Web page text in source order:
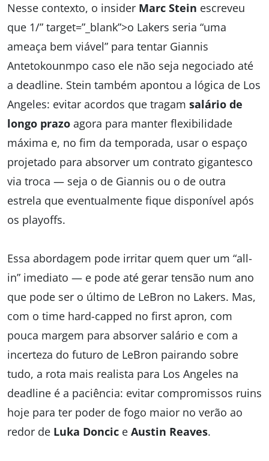
Nesse contexto, o insider Marc Stein escreveu
que 1/” target=”_blank”>o Lakers seria “uma
ameaça bem viável” para tentar Giannis
Antetokounmpo caso ele não seja negociado até
a deadline. Stein também apontou a lógica de Los
Angeles: evitar acordos que tragam salário de
longo prazo agora para manter flexibilidade
máxima e, no fim da temporada, usar o espaço
projetado para absorver um contrato gigantesco
via troca — seja o de Giannis ou o de outra
estrela que eventualmente fique disponível após
os playoffs.
Essa abordagem pode irritar quem quer um “all-
in” imediato — e pode até gerar tensão num ano
que pode ser o último de LeBron no Lakers. Mas,
com o time hard-capped no first apron, com
pouca margem para absorver salário e com a
incerteza do futuro de LeBron pairando sobre
tudo, a rota mais realista para Los Angeles na
deadline é a paciência: evitar compromissos ruins
hoje para ter poder de fogo maior no verão ao
redor de Luka Doncic e Austin Reaves.